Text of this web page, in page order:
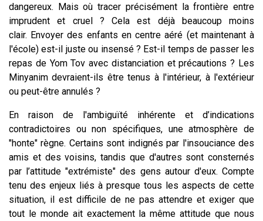
dangereux. Mais où tracer précisément la frontière entre
imprudent et cruel ? Cela est déjà beaucoup moins
clair. Envoyer des enfants en centre aéré (et maintenant à
l'école) est-il juste ou insensé ? Est-il temps de passer les
repas de Yom Tov avec distanciation et précautions ? Les
Minyanim devraient-ils être tenus à l'intérieur, à l'extérieur
ou peut-être annulés ?
En raison de l'ambiguïté inhérente et d’indications
contradictoires ou non spécifiques, une atmosphère de
"honte" règne. Certains sont indignés par l'insouciance des
amis et des voisins, tandis que d'autres sont consternés
par l’attitude "extrémiste" des gens autour d'eux. Compte
tenu des enjeux liés à presque tous les aspects de cette
situation, il est difficile de ne pas attendre et exiger que
tout le monde ait exactement la même attitude que nous